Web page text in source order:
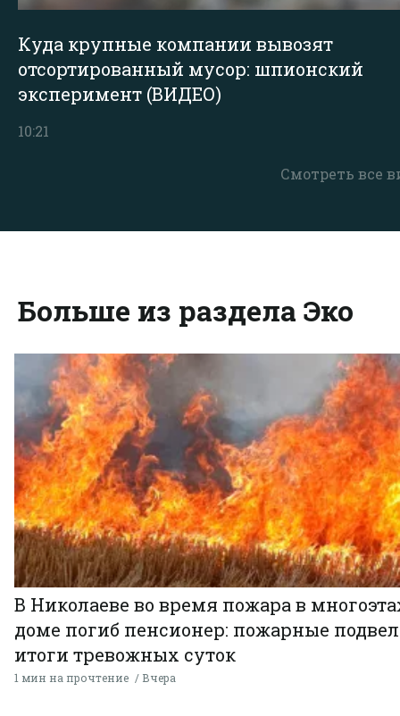
Смотреть все
Куда крупные компании вывозят
отсортированный мусор: шпионский
эксперимент (ВИДЕО)
10:21
Больше из раздела Эко
В Николаеве во время пожара в
доме погиб пенсионер: пожарные
итоги тревожных суток
1 мин на прочтение Вчера